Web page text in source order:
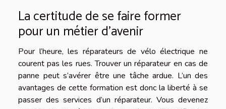
La certitude de se faire former
pour un métier d’avenir
Pour l’heure, les réparateurs de vélo électrique ne
courent pas les rues. Trouver un réparateur en cas de
panne peut s’avérer être une tâche ardue. L’un des
avantages de cette formation est donc la liberté à se
passer des services d’un réparateur. Vous devenez